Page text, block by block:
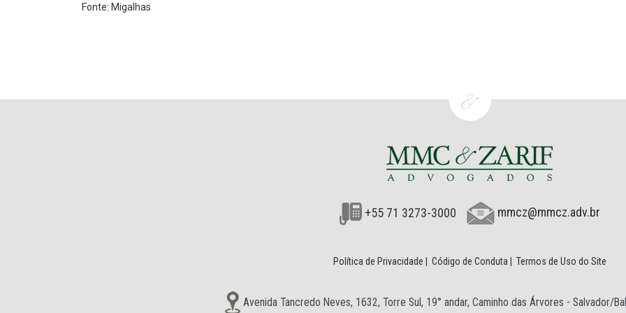
Fonte: Migalhas
+55 71 3273-3000 mmcz@mmcz.adv.br
Política de Privacidade Código de Conduta Termos de Uso do Site
Avenida Tancredo Neves, 1632, Torre Sul, 19° andar, Caminho das Árvores - Salvador/